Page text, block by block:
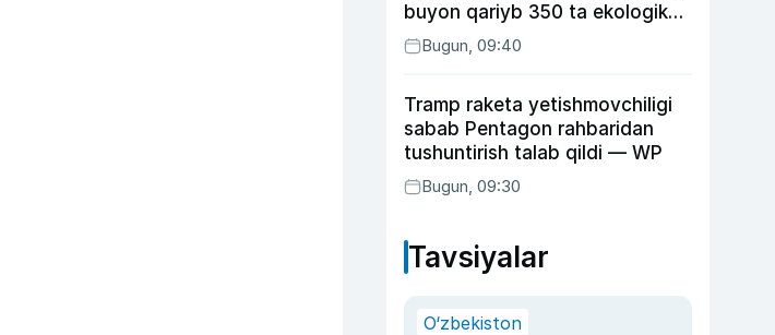
buyon qariyb 350 ta ekologik
huquqbuzarlik aniqlandi
Bugun, 09:40
Tramp raketa yetishmovchiligi
sabab Pentagon rahbaridan
tushuntirish talab qildi — WP
Bugun, 09:30
Tavsiyalar
O‘zbekiston